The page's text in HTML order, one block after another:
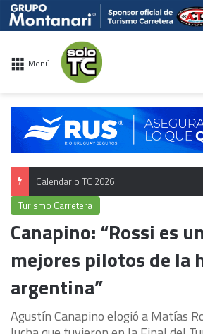
Menú
Calendario TC 2026
Turismo Carretera
Canapino: “Rossi es
mejores pilotos de la
argentina”
Agustín Canapino elogió a Matías